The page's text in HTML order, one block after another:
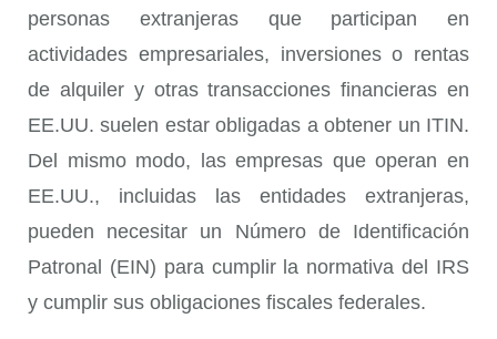
personas extranjeras que participan en
actividades empresariales, inversiones o rentas
de alquiler y otras transacciones financieras en
EE.UU. suelen estar obligadas a obtener un ITIN.
Del mismo modo, las empresas que operan en
EE.UU., incluidas las entidades extranjeras,
pueden necesitar un Número de Identificación
Patronal (EIN) para cumplir la normativa del IRS
y cumplir sus obligaciones fiscales federales.